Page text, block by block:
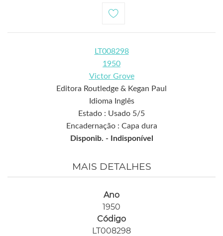
LT008298
1950
Victor Grove
Editora Routledge & Kegan Paul
Idioma Inglês
Estado : Usado 5/5
Encadernação : Capa dura
Disponib. -
Indisponível
MAIS DETALHES
Ano
1950
Código
LT008298